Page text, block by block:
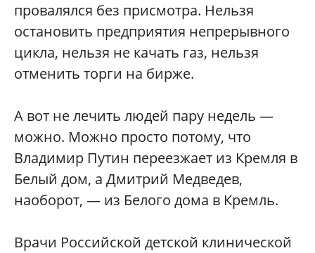
провалялся без присмотра. Нельзя
остановить предприятия непрерывного
цикла, нельзя не качать газ, нельзя
отменить торги на бирже.
А вот не лечить людей пару недель —
можно. Можно просто потому, что
Владимир Путин переезжает из Кремля в
Белый дом, а Дмитрий Медведев,
наоборот, — из Белого дома в Кремль.
Врачи Российской детской клинической